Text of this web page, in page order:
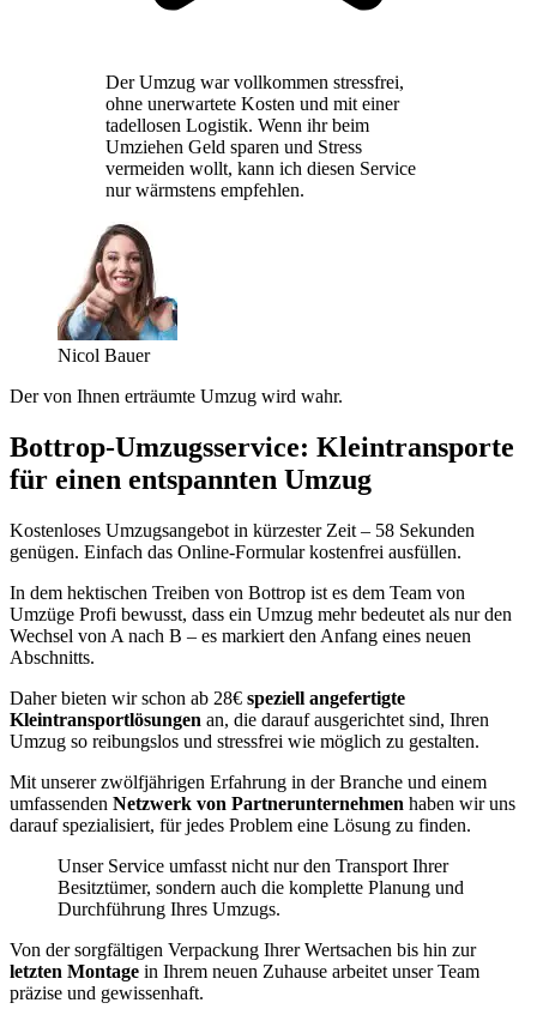
Der Umzug war vollkommen stressfrei,
ohne unerwartete Kosten und mit einer
tadellosen Logistik. Wenn ihr beim
Umziehen Geld sparen und Stress
vermeiden wollt, kann ich diesen Service
nur wärmstens empfehlen.
Nicol Bauer
Der von Ihnen erträumte Umzug wird wahr.
Bottrop-Umzugsservice: Kleintransporte
für einen entspannten Umzug
Kostenloses Umzugsangebot in kürzester Zeit – 58 Sekunden
genügen. Einfach das Online-Formular kostenfrei ausfüllen.
In dem hektischen Treiben von Bottrop ist es dem Team von
Umzüge Profi bewusst, dass ein Umzug mehr bedeutet als nur den
Wechsel von A nach B – es markiert den Anfang eines neuen
Abschnitts.
Daher bieten wir schon ab 28€ speziell angefertigte
Kleintransportlösungen an, die darauf ausgerichtet sind, Ihren
Umzug so reibungslos und stressfrei wie möglich zu gestalten.
Mit unserer zwölfjährigen Erfahrung in der Branche und einem
umfassenden Netzwerk von Partnerunternehmen haben wir uns
darauf spezialisiert, für jedes Problem eine Lösung zu finden.
Unser Service umfasst nicht nur den Transport Ihrer
Besitztümer, sondern auch die komplette Planung und
Durchführung Ihres Umzugs.
Von der sorgfältigen Verpackung Ihrer Wertsachen bis hin zur
letzten Montage in Ihrem neuen Zuhause arbeitet unser Team
präzise und gewissenhaft.